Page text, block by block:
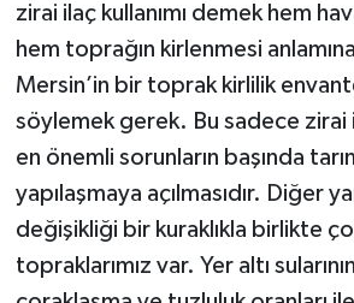
zirai ilaç kullanımı demek hem
hem toprağın kirlenmesi
Mersin’in bir toprak kirlilik
söylemek gerek. Bu sadece zirai
en önemli sorunların başında
yapılaşmaya açılmasıdır. Diğer
değişikliği bir kuraklıkla birlikte
topraklarımız var. Yer altı